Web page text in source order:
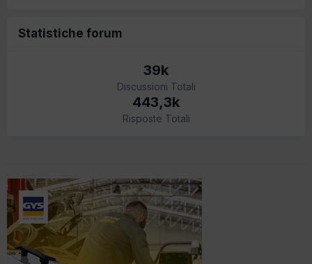
Statistiche forum
39k
Discussioni Totali
443,3k
Risposte Totali